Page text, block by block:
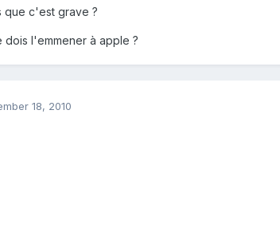
que c'est grave ?
dois l'emmener à apple ?
18, 2010